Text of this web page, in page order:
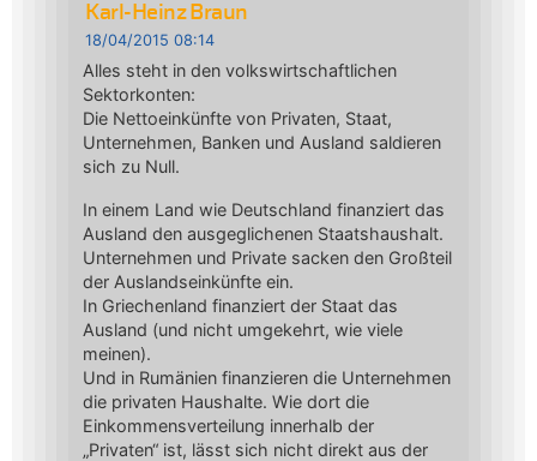
Karl-Heinz Braun
18/04/2015 08:14
Alles steht in den volkswirtschaftlichen
Sektorkonten:
Die Nettoeinkünfte von Privaten, Staat,
Unternehmen, Banken und Ausland saldieren
sich zu Null.
In einem Land wie Deutschland finanziert das
Ausland den ausgeglichenen Staatshaushalt.
Unternehmen und Private sacken den Großteil
der Auslandseinkünfte ein.
In Griechenland finanziert der Staat das
Ausland (und nicht umgekehrt, wie viele
meinen).
Und in Rumänien finanzieren die Unternehmen
die privaten Haushalte. Wie dort die
Einkommensverteilung innerhalb der
„Privaten“ ist, lässt sich nicht direkt aus der